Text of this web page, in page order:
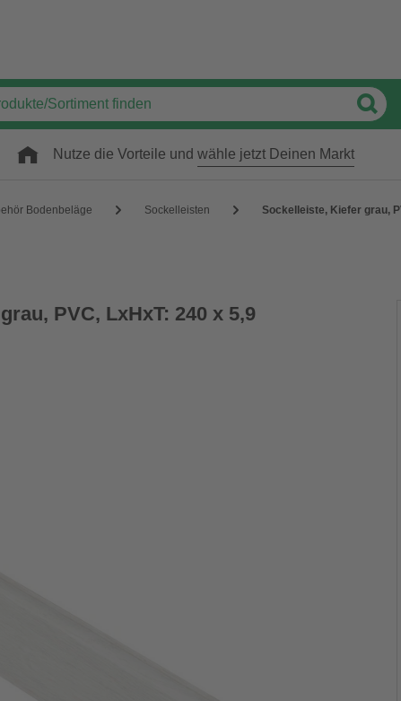
Nutze die Vorteile und wähle jetzt Deinen Markt
Bodenbeläge Sockelleisten Sockelleiste, Kiefer grau,
PVC, LxHxT: 240 x 5,9